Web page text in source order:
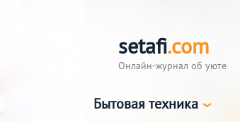
setafi.com
Онлайн-журнал об уюте
Бытовая техника